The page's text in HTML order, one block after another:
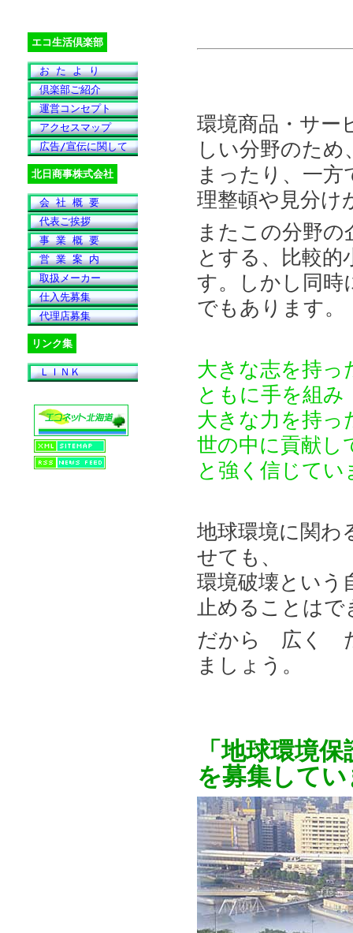
エコ生活倶楽部
お た よ り
倶楽部ご紹介
運営コンセプト
アクセスマップ
広告/宣伝に関して
北日商事株式会社
会 社 概 要
代表ご挨拶
事 業 概 要
営 業 案 内
取扱メーカー
仕入先募集
代理店募集
リンク集
ＬＩＮＫ
環境商品・サー
しい分野のた
まったり、一
理整頓や見分け
またこの分野
とする、比較的
す。しかし同
でもあります。
大きな志を持
ともに手を組
大きな力を持
世の中に貢献し
と強く信じてい
地球環境に関わ
せても、
環境破壊という
止めることはで
だから 広く
ましょう。
「地球環境
を募集して